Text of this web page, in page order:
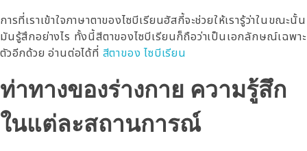
การที่เราเข้าใจภาษาตาของไซบีเรียนฮัสกี้จะช่วยให้เรารู้ว่าในขณะนั้น
มันรู้สึกอย่างไร ทั้งนี้สีตาของไซบีเรียนก็ถือว่าเป็นเอกลักษณ์เฉพาะ
ตัวอีกด้วย อ่านต่อได้ที่ สีตาของ ไซบีเรียน
ท่าทางของร่างกาย ความรู้สึก
ในแต่ละสถานการณ์